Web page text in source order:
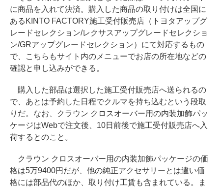
に商品を入れて決済。購入した商品の取り付けは全国に
あるKINTO FACTORY施工受付販売店（トヨタアップグ
レードセレクション/レクサスアップグレードセレクショ
ン/GRアップグレードセレクション）にて対応するもの
で、こちらもサイト内のメニューでお店の所在地などの
確認と申し込みができる。
購入した部品は選択した施工受付販売店へ送られるの
で、あとは予約した日程でクルマを持ち込むという段取
りだ。なお、クラウン クロスオーバー用の内装加飾パッ
ケージはWebで注文後、10日前後で施工受付販売店へ入
荷するとのこと。
クラウン クロスオーバー用の内装加飾パッケージの価
格は5万9400円だが、他の純正アクセサリーとは違い価
格には部品代のほか、取り付け工賃も含まれている。ま